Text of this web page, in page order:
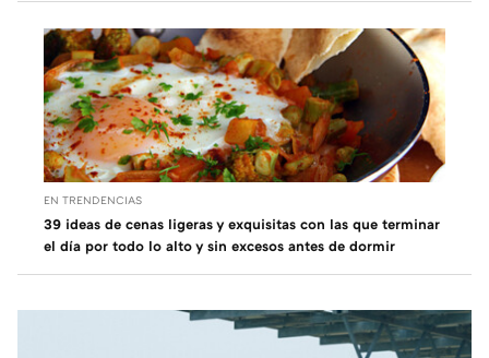
EN TRENDENCIAS
39 ideas de cenas ligeras y exquisitas con las que terminar
el día por todo lo alto y sin excesos antes de dormir